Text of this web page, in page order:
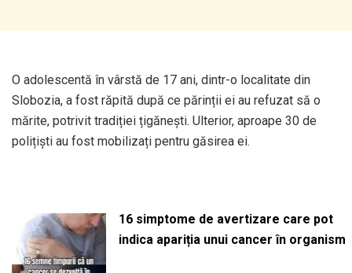
O adolescentă în vârstă de 17 ani, dintr-o localitate din
Slobozia, a fost răpită după ce părinții ei au refuzat să o
mărite, potrivit tradiției țigănești. Ulterior, aproape 30 de
polițiști au fost mobilizați pentru găsirea ei.
16 simptome de avertizare care pot
indica apariția unui cancer în organism